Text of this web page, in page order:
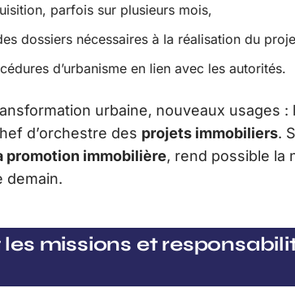
parfois sur plusieurs mois,
dossiers nécessaires à la réalisation du
d’urbanisme en lien avec les autorités.
urbaine, nouveaux usages :
d’orchestre des projets immobiliers.
promotion immobilière, rend possible la
demain.
les missions et